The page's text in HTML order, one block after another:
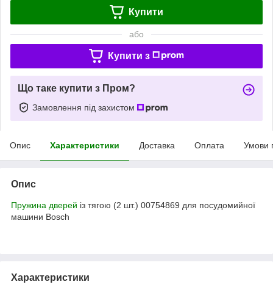
Купити
або
Купити з
Що таке купити з Пром?
Замовлення під захистом
Опис Характеристики Доставка Оплата Умови
Опис
Пружина дверей із тягою (2 шт.) 00754869 для посудомийної
машини Bosch
Характеристики